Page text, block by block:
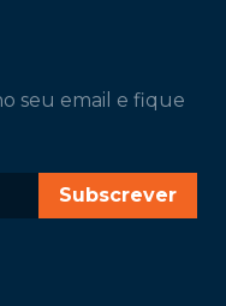
seu email e fique
Subscrever